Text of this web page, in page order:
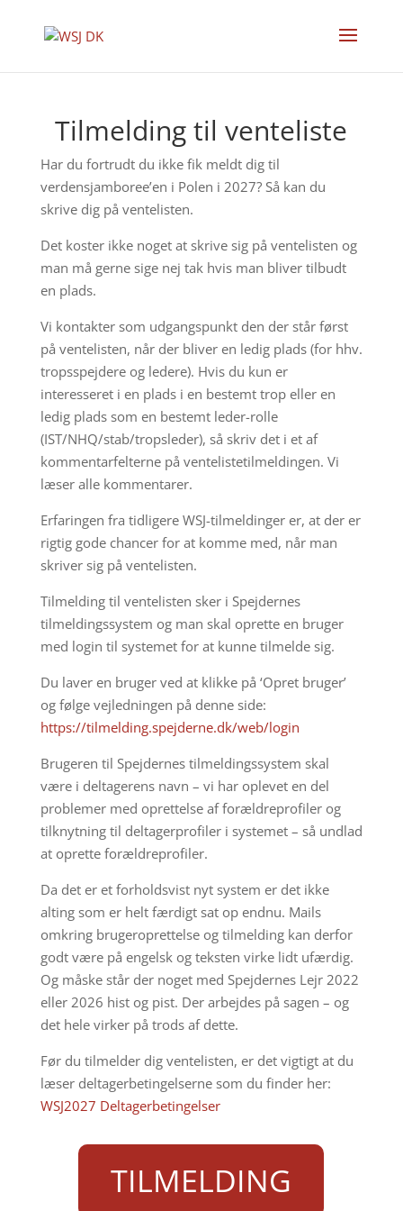
Tilmelding til venteliste
Har du fortrudt du ikke fik meldt dig til
verdensjamboree’en i Polen i 2027? Så kan du
skrive dig på ventelisten.
Det koster ikke noget at skrive sig på ventelisten og
man må gerne sige nej tak hvis man bliver tilbudt
en plads.
Vi kontakter som udgangspunkt den der står først
på ventelisten, når der bliver en ledig plads (for hhv.
tropsspejdere og ledere). Hvis du kun er
interesseret i en plads i en bestemt trop eller en
ledig plads som en bestemt leder-rolle
(IST/NHQ/stab/tropsleder), så skriv det i et af
kommentarfelterne på ventelistetilmeldingen. Vi
læser alle kommentarer.
Erfaringen fra tidligere WSJ-tilmeldinger er, at der er
rigtig gode chancer for at komme med, når man
skriver sig på ventelisten.
Tilmelding til ventelisten sker i Spejdernes
tilmeldingssystem og man skal oprette en bruger
med login til systemet for at kunne tilmelde sig.
Du laver en bruger ved at klikke på ‘Opret bruger’
og følge vejledningen på denne side:
https://tilmelding.spejderne.dk/web/login
Brugeren til Spejdernes tilmeldingssystem skal
være i deltagerens navn – vi har oplevet en del
problemer med oprettelse af forældreprofiler og
tilknytning til deltagerprofiler i systemet – så undlad
at oprette forældreprofiler.
Da det er et forholdsvist nyt system er det ikke
alting som er helt færdigt sat op endnu. Mails
omkring brugeroprettelse og tilmelding kan derfor
godt være på engelsk og teksten virke lidt ufærdig.
Og måske står der noget med Spejdernes Lejr 2022
eller 2026 hist og pist. Der arbejdes på sagen – og
det hele virker på trods af dette.
Før du tilmelder dig ventelisten, er det vigtigt at du
læser deltagerbetingelserne som du finder her:
WSJ2027 Deltagerbetingelser
TILMELDING